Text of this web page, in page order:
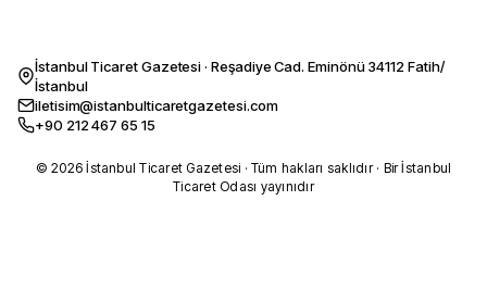
İstanbul Ticaret Gazetesi · Reşadiye Cad. Eminönü 34112 Fatih/
İstanbul
iletisim@istanbulticaretgazetesi.com
+90 212 467 65 15
© 2026 İstanbul Ticaret Gazetesi · Tüm hakları saklıdır · Bir İstanbul
Ticaret Odası yayınıdır